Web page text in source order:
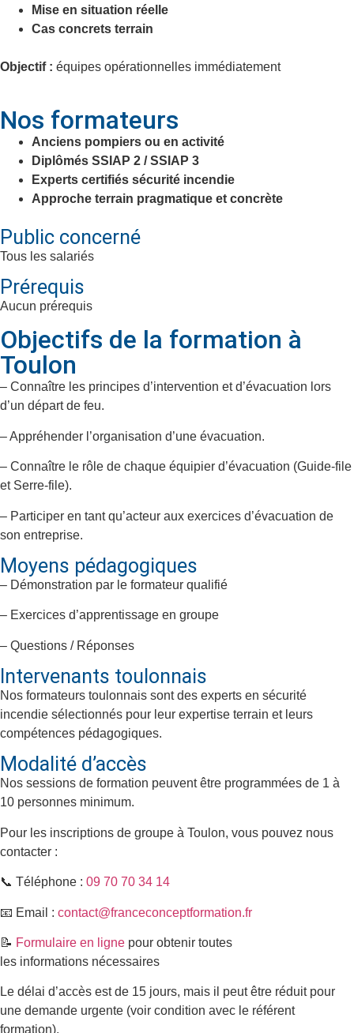
Mise en situation réelle
Cas concrets terrain
Objectif : équipes opérationnelles immédiatement
Nos formateurs
Anciens pompiers ou en activité
Diplômés SSIAP 2 / SSIAP 3
Experts certifiés sécurité incendie
Approche terrain pragmatique et concrète
Public concerné
Tous les salariés
Prérequis
Aucun prérequis
Objectifs de la formation à
Toulon
– Connaître les principes d’intervention et d’évacuation lors
d’un départ de feu.
– Appréhender l’organisation d’une évacuation.
– Connaître le rôle de chaque équipier d’évacuation (Guide-file
et Serre-file).
– Participer en tant qu’acteur aux exercices d’évacuation de
son entreprise.
Moyens pédagogiques
– Démonstration par le formateur qualifié
– Exercices d’apprentissage en groupe
– Questions / Réponses
Intervenants toulonnais
Nos formateurs toulonnais sont des experts en sécurité
incendie sélectionnés pour leur expertise terrain et leurs
compétences pédagogiques.
Modalité d’accès
Nos sessions de formation peuvent être programmées de 1 à
10 personnes minimum.
Pour les inscriptions de groupe à Toulon, vous pouvez nous
contacter :
📞 Téléphone : 09 70 70 34 14
📧 Email : contact@franceconceptformation.fr
📝 Formulaire en ligne pour obtenir toutes
les informations nécessaires
Le délai d’accès est de 15 jours, mais il peut être réduit pour
une demande urgente (voir condition avec le référent
formation).